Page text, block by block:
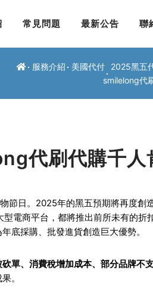
常見問題 最新公告 聯
服務介紹 美國代付
2025黑五
smilelong代
代刷代購千人
節日。2025年的黑五預期將再度創
電商平台，都將推出前所未有的折
底採購、批發進貨創造巨大優勢。
單、消費稅增加成本、部分品牌不
。